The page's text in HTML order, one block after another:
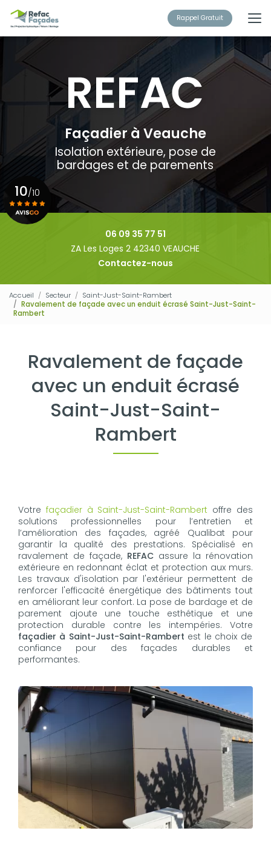
au
contenu
principal
Rappel Gratuit
Façadier à Veauche
Isolation extérieure, pose de
bardages et de parements
06 09 35 77 51
ZA Les Loges 2 42340 VEAUCHE
Contactez-nous
10/10
Accueil Secteur
Saint-Just-Saint-Rambert
Ravalement de façade avec un enduit écrasé Saint-Just-Saint-
Rambert
Ravalement de façade
avec un enduit écrasé
Saint-Just-Saint-
Rambert
Votre façadier à Saint-Just-Saint-Rambert offre des
solutions professionnelles pour l’entretien et
l’amélioration des façades, agréé Qualibat pour
garantir la qualité des prestations. Spécialisé en
ravalement de façade, REFAC assure la rénovation
extérieure en redonnant éclat et protection aux murs.
Les travaux d'isolation par l'extérieur permettent de
renforcer l'efficacité énergétique des bâtiments tout
en améliorant leur confort. La pose de bardage et de
parement ajoute une touche esthétique et une
protection durable contre les intempéries. Votre
façadier à Saint-Just-Saint-Rambert est le choix de
confiance pour des façades durables et
performantes.